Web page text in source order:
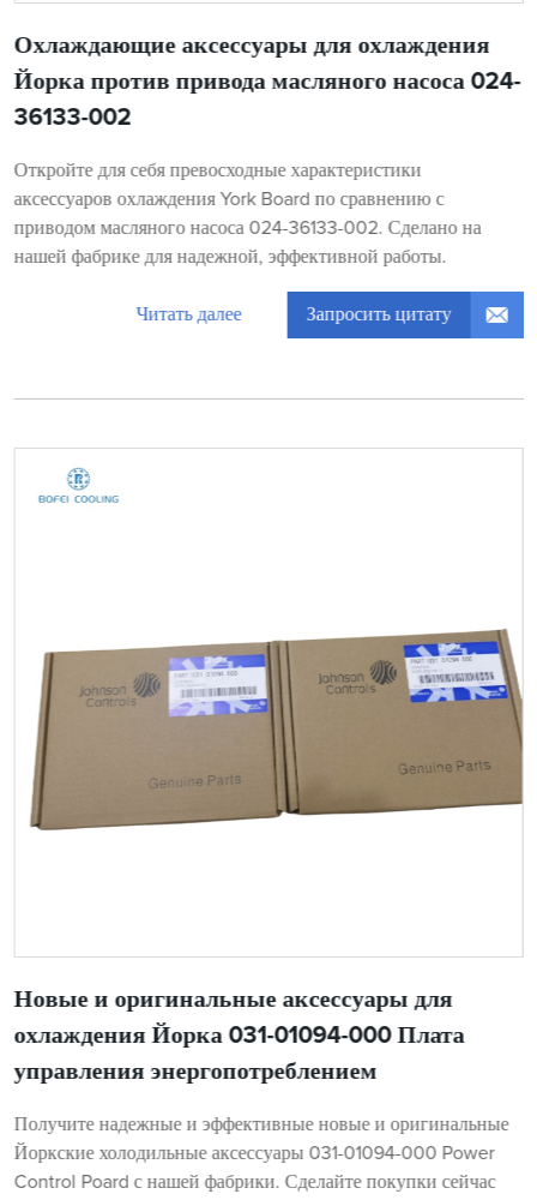
Охлаждающие аксессуары для охлаждения
Йорка против привода масляного насоса 024-
36133-002
Откройте для себя превосходные характеристики
аксессуаров охлаждения York Board по сравнению с
приводом масляного насоса 024-36133-002. Сделано на
нашей фабрике для надежной, эффективной работы.
Читать далее Запросить цитату
Новые и оригинальные аксессуары для
охлаждения Йорка 031-01094-000 Плата
управления энергопотреблением
Получите надежные и эффективные новые и оригинальные
Йоркские холодильные аксессуары 031-01094-000 Power
Control Poard с нашей фабрики. Сделайте покупки сейчас